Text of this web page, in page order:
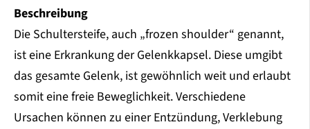
Beschreibung
Die Schultersteife, auch „frozen shoulder“ genannt,
ist eine Erkrankung der Gelenkkapsel. Diese umgibt
das gesamte Gelenk, ist gewöhnlich weit und erlaubt
somit eine freie Beweglichkeit. Verschiedene
Ursachen können zu einer Entzündung, Verklebung